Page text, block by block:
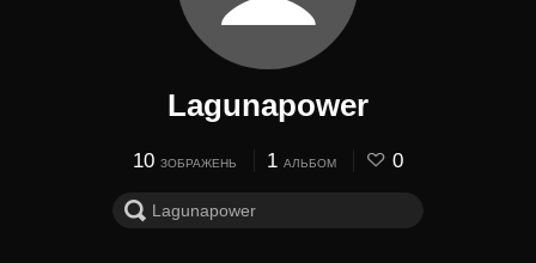
Lagunapower
10 ЗОБРАЖЕНЬ 1 АЛЬБОМ 0